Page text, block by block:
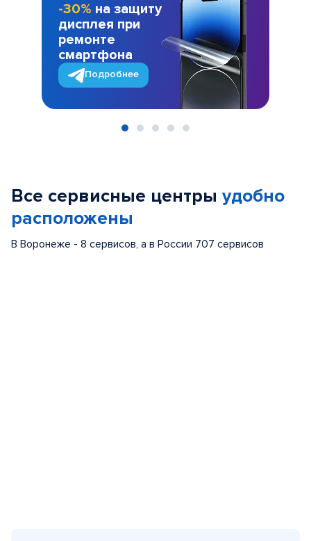
-30% на защиту
дисплея при
ремонте
смартфона
Подробнее
Все сервисные центры удобно
расположены
В Воронеже - 8 сервисов, а в России 707 сервисов